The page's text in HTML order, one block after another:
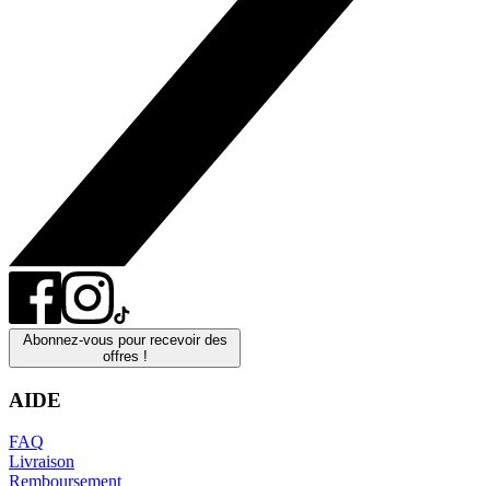
Abonnez-vous pour recevoir des
offres !
AIDE
FAQ
Livraison
Remboursement